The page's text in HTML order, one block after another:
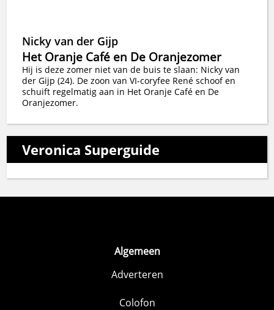
Nicky van der Gijp
Het Oranje Café en De Oranjezomer
Hij is deze zomer niet van de buis te slaan: Nicky van
der Gijp (24). De zoon van VI-coryfee René schoof en
schuift regelmatig aan in Het Oranje Café en De
Oranjezomer.
Veronica Superguide
Algemeen
Adverteren
Colofon